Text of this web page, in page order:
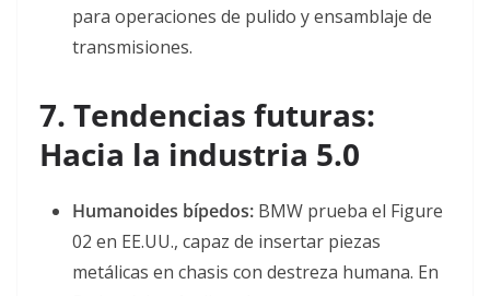
para operaciones de pulido y ensamblaje de
transmisiones.
7. Tendencias futuras:
Hacia la industria 5.0
Humanoides bípedos: BMW prueba el Figure
02 en EE.UU., capaz de insertar piezas
metálicas en chasis con destreza humana. En